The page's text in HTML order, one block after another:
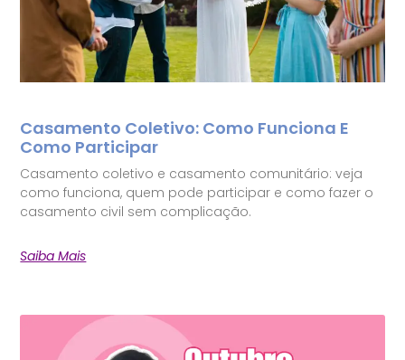
Casamento Coletivo: Como Funciona E
Como Participar
Casamento coletivo e casamento comunitário: veja
como funciona, quem pode participar e como fazer o
casamento civil sem complicação.
Saiba Mais